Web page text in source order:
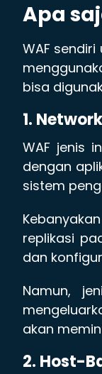
Apa
WAF
bisa
1.
WAF jenis
dengan
sistem
replikasi
dan
Namun,
akan
2. Host-